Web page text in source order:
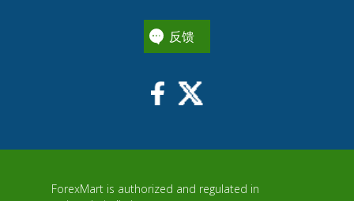
反馈
ForexMart is authorized and regulated in